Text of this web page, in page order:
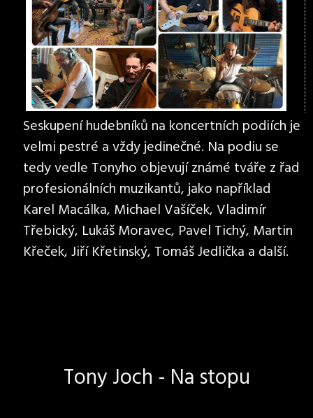
Seskupení hudebníků na koncertních podiích je
velmi pestré a vždy jedinečné. Na podiu se
tedy vedle Tonyho objevují známé tváře z řad
profesionálních muzikantů, jako například
Karel Macálka, Michael Vašíček, Vladimír
Třebický, Lukáš Moravec, Pavel Tichý, Martin
Křeček, Jiří Křetinský, Tomáš Jedlička a další.
Tony Joch - Na stopu